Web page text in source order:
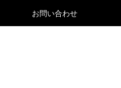
お問い合わせ